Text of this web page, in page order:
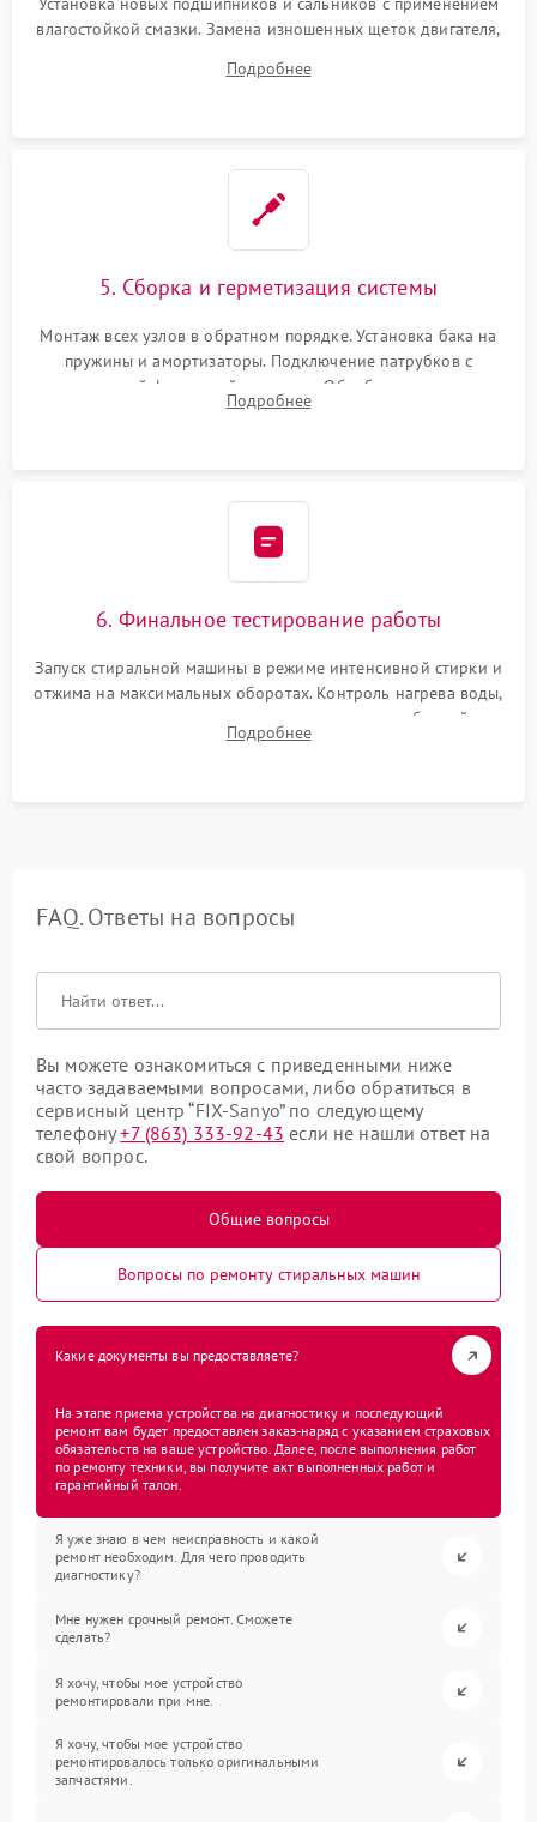
влагостойкой смазки. Замена изношенных щеток двигателя,
или поврежденной резиновой манжеты.
Подробнее
5. Сборка и герметизация системы
Монтаж всех узлов в обратном порядке. Установка бака на
пружины и амортизаторы. Подключение патрубков с
надежной фиксацией хомутами. Обработка стыков
герметиком для предотвращения возможных протечек воды.
Подробнее
6. Финальное тестирование работы
Запуск стиральной машины в режиме интенсивной стирки и
отжима на максимальных оборотах. Контроль нагрева воды,
корректности слива, отсутствия излишних вибраций,
посторонних стуков и протечек под корпусом.
Подробнее
FAQ. Ответы на вопросы
Вы можете ознакомиться с приведенными ниже
часто задаваемыми вопросами, либо обратиться в
сервисный центр “FIX-Sanyo” по следующему
телефону+7 (863) 333-92-43 если не нашли ответ на
свой вопрос.
Общие вопросы
Вопросы по ремонту стиральных машин
Какие документы вы предоставляете?
На этапе приема устройства на диагностику и последующий
ремонт вам будет предоставлен заказ-наряд с указанием страховых
обязательств на ваше устройство. Далее, после выполнения работ
по ремонту техники, вы получите акт выполненных работ и
гарантийный талон.
Я уже знаю в чем неисправность и какой
ремонт необходим. Для чего проводить
диагностику?
Мне нужен срочный ремонт. Сможете
сделать?
Я хочу, чтобы мое устройство
ремонтировали при мне.
Я хочу, чтобы мое устройство
ремонтировалось только оригинальными
запчастями.